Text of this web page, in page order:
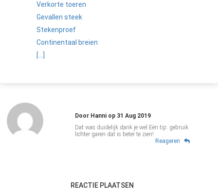
Verkorte toeren
Gevallen steek
Stekenproef
Continentaal breien
[...]
DoorHanniop 31 Aug 2019
Dat was duidelijk dank je wel.Eén tip: gebruik
lichter garen dat is beter te zien!
Reageren
REACTIE PLAATSEN